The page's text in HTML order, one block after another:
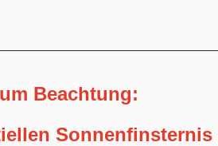
Beachtung:
Sonnenfinsternis